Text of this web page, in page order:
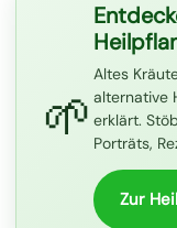
🌱
Altes
alternative
erklärt.
Porträts,
Zur